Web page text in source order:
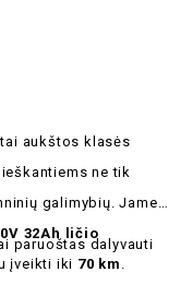
aukštos klasės
ne tik
galimybių. Jame
32Ah ličio
įveikti iki 70 km
paruoštas dalyvauti